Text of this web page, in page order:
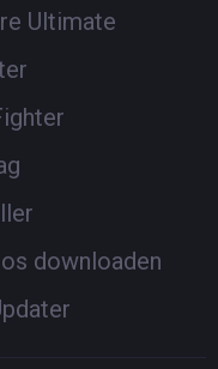
Ultimate
downloaden